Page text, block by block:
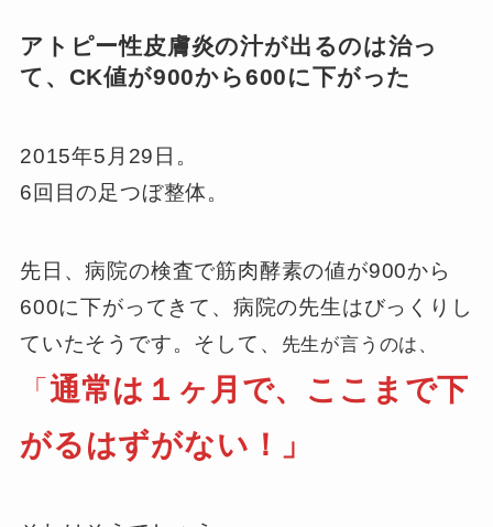
アトピー性皮膚炎の汁が出るのは治っ
て、CK値が900から600に下がった
2015年5月29日。
6回目の足つぼ整体。
先日、病院の検査で筋肉酵素の値が900から
600に下がってきて、病院の先生はびっくりし
ていたそうです。そして、 先生が言うのは、
「 通常は１ヶ月で、ここまで下
がるはずがない！」